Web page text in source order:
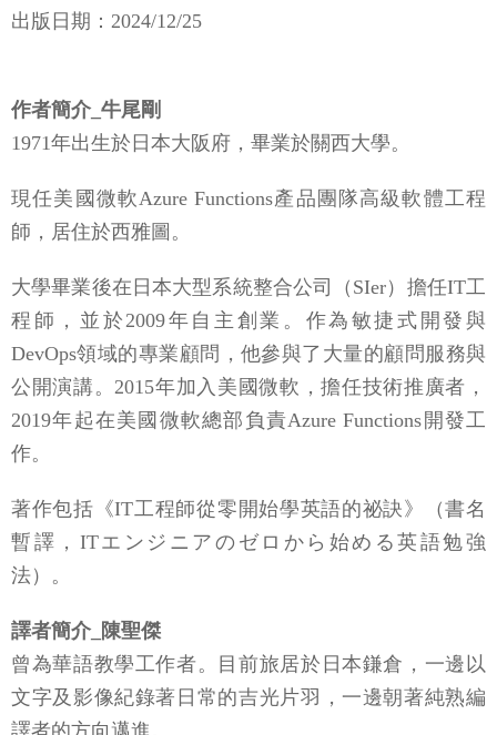
出版日期：2024/12/25
作者簡介_牛尾剛
1971年出生於日本大阪府，畢業於關西大學。
現任美國微軟Azure Functions產品團隊高級軟體工程
師，居住於西雅圖。
大學畢業後在日本大型系統整合公司（SIer）擔任IT工
程師，並於2009年自主創業。作為敏捷式開發與
DevOps領域的專業顧問，他參與了大量的顧問服務與
公開演講。2015年加入美國微軟，擔任技術推廣者，
2019年起在美國微軟總部負責Azure Functions開發工
作。
著作包括《IT工程師從零開始學英語的祕訣》（書名
暫譯，ITエンジニアのゼロから始める英語勉強
法）。
譯者簡介_陳聖傑
曾為華語教學工作者。目前旅居於日本鎌倉，一邊以
文字及影像紀錄著日常的吉光片羽，一邊朝著純熟編
譯者的方向邁進。